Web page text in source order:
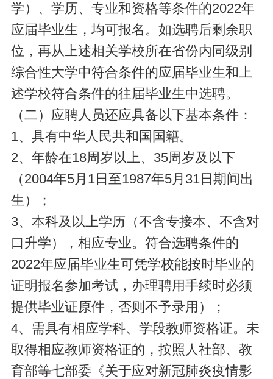
学）、学历、专业和资格等条件的2022年
应届毕业生，均可报名。如选聘后剩余职
位，再从上述相关学校所在省份内同级别
综合性大学中符合条件的应届毕业生和上
述学校符合条件的往届毕业生中选聘。
（二）应聘人员还应具备以下基本条件：
1、具有中华人民共和国国籍。
2、年龄在18周岁以上、35周岁及以下
（2004年5月1日至1987年5月31日期间出
生）；
3、本科及以上学历（不含专接本、不含对
口升学），相应专业。符合选聘条件的
2022年应届毕业生可凭学校能按时毕业的
证明报名参加考试，办理聘用手续时必须
提供毕业证原件，否则不予录用）；
4、需具有相应学科、学段教师资格证。未
取得相应教师资格证的，按照人社部、教
育部等七部委《关于应对新冠肺炎疫情影